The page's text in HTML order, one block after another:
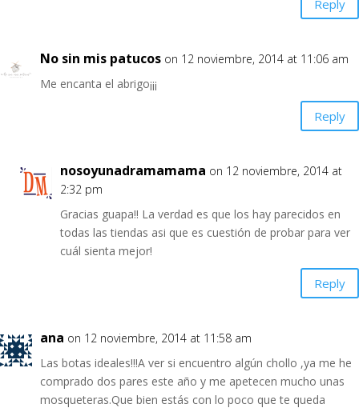
Reply
No sin mis patucos on 12 noviembre, 2014 at 11:06 am
Me encanta el abrigo¡¡¡
Reply
nosoyunadramamama on 12 noviembre, 2014 at
2:32 pm
Gracias guapa!! La verdad es que los hay parecidos en
todas las tiendas asi que es cuestión de probar para ver
cuál sienta mejor!
Reply
ana on 12 noviembre, 2014 at 11:58 am
Las botas ideales!!!A ver si encuentro algún chollo ,ya me he
comprado dos pares este año y me apetecen mucho unas
mosqueteras.Que bien estás con lo poco que te queda